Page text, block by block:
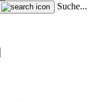
Suche...